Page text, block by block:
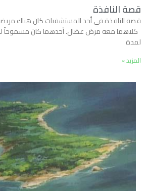
قصة النافذة
قصة النافذة في أحد المستشفيات كان هناك
كلاهما معه مرض عضال. أحدهما كان مسموحاً
لمدة
المزيد »